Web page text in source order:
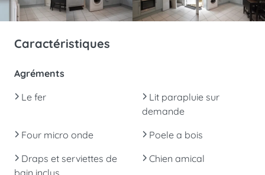
Caractéristiques
Agréments
Le fer
Lit parapluie sur
demande
Four micro onde
Poele a bois
Draps et serviettes de
bain inclus
Chien amical